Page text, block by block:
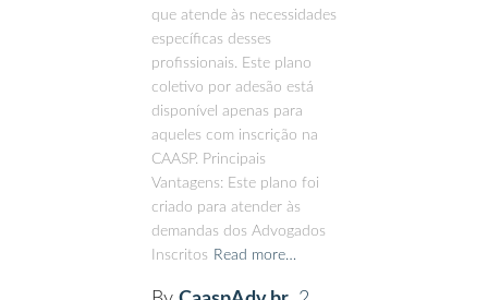
que atende às necessidades
específicas desses
profissionais. Este plano
coletivo por adesão está
disponível apenas para
aqueles com inscrição na
CAASP. Principais
Vantagens: Este plano foi
criado para atender às
demandas dos Advogados
Inscritos Read more…